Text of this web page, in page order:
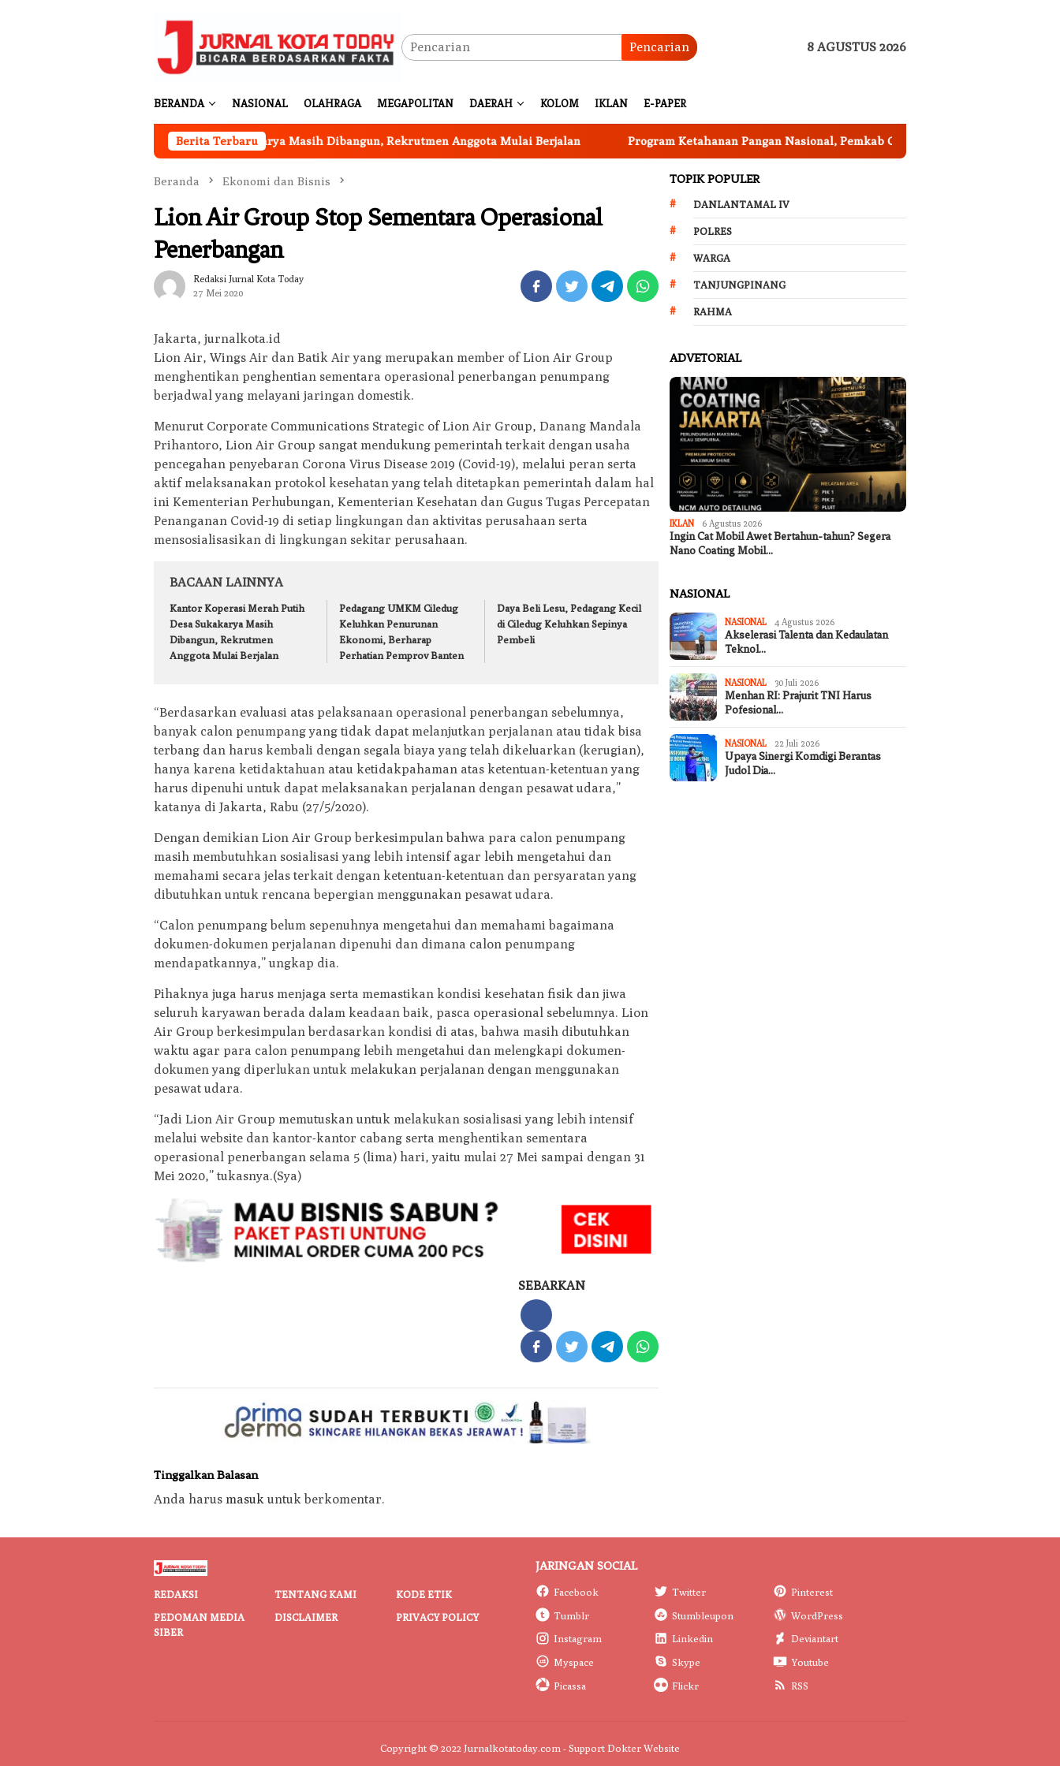
Pencarian 8 AGUSTUS 2026
BERANDA NASIONAL OLAHRAGA MEGAPOLITAN DAERAH KOLOM IKLAN E-PAPER
Berita Terbaru
Koperasi Merah Putih Desa Sukakarya Masih Dibangun, Rekrutmen Anggota Mulai Berjalan Program Ketahanan Pangan Nasional, Pemkab Garut Harus Peka Mengatasi Ancaman
Beranda Ekonomi dan Bisnis
Lion Air Group Stop Sementara Operasional
Penerbangan
Redaksi Jurnal Kota Today
27 Mei 2020
Jakarta, jurnalkota.id
Lion Air, Wings Air dan Batik Air yang merupakan member of Lion Air Group
menghentikan penghentian sementara operasional penerbangan penumpang
berjadwal yang melayani jaringan domestik.
Menurut Corporate Communications Strategic of Lion Air Group, Danang Mandala
Prihantoro, Lion Air Group sangat mendukung pemerintah terkait dengan usaha
pencegahan penyebaran Corona Virus Disease 2019 (Covid-19), melalui peran serta
aktif melaksanakan protokol kesehatan yang telah ditetapkan pemerintah dalam hal
ini Kementerian Perhubungan, Kementerian Kesehatan dan Gugus Tugas Percepatan
Penanganan Covid-19 di setiap lingkungan dan aktivitas perusahaan serta
mensosialisasikan di lingkungan sekitar perusahaan.
BACAAN LAINNYA
Kantor Koperasi Merah Putih
Desa Sukakarya Masih
Dibangun, Rekrutmen
Anggota Mulai Berjalan
Pedagang UMKM Ciledug
Keluhkan Penurunan
Ekonomi, Berharap
Perhatian Pemprov Banten
Daya Beli Lesu, Pedagang Kecil
di Ciledug Keluhkan Sepinya
Pembeli
“Berdasarkan evaluasi atas pelaksanaan operasional penerbangan sebelumnya,
banyak calon penumpang yang tidak dapat melanjutkan perjalanan atau tidak bisa
terbang dan harus kembali dengan segala biaya yang telah dikeluarkan (kerugian),
hanya karena ketidaktahuan atau ketidakpahaman atas ketentuan-ketentuan yang
harus dipenuhi untuk dapat melaksanakan perjalanan dengan pesawat udara,”
katanya di Jakarta, Rabu (27/5/2020).
Dengan demikian Lion Air Group berkesimpulan bahwa para calon penumpang
masih membutuhkan sosialisasi yang lebih intensif agar lebih mengetahui dan
memahami secara jelas terkait dengan ketentuan-ketentuan dan persyaratan yang
dibutuhkan untuk rencana bepergian menggunakan pesawat udara.
“Calon penumpang belum sepenuhnya mengetahui dan memahami bagaimana
dokumen-dokumen perjalanan dipenuhi dan dimana calon penumpang
mendapatkannya,” ungkap dia.
Pihaknya juga harus menjaga serta memastikan kondisi kesehatan fisik dan jiwa
seluruh karyawan berada dalam keadaan baik, pasca operasional sebelumnya. Lion
Air Group berkesimpulan berdasarkan kondisi di atas, bahwa masih dibutuhkan
waktu agar para calon penumpang lebih mengetahui dan melengkapi dokumen-
dokumen yang diperlukan untuk melakukan perjalanan dengan menggunakan
pesawat udara.
“Jadi Lion Air Group memutuskan untuk melakukan sosialisasi yang lebih intensif
melalui website dan kantor-kantor cabang serta menghentikan sementara
operasional penerbangan selama 5 (lima) hari, yaitu mulai 27 Mei sampai dengan 31
Mei 2020,” tukasnya.(Sya)
SEBARKAN
Tinggalkan Balasan
Anda harus masuk untuk berkomentar.
TOPIK POPULER
DANLANTAMAL IV
POLRES
WARGA
TANJUNGPINANG
RAHMA
ADVETORIAL
IKLAN 6 Agustus 2026
Ingin Cat Mobil Awet Bertahun-tahun? Segera
Nano Coating Mobil…
NASIONAL
NASIONAL 4 Agustus 2026
Akselerasi Talenta dan Kedaulatan
Teknol…
NASIONAL 30 Juli 2026
Menhan RI: Prajurit TNI Harus
Pofesional…
NASIONAL 22 Juli 2026
Upaya Sinergi Komdigi Berantas
Judol Dia…
REDAKSI TENTANG KAMI
KODE ETIK
PEDOMAN MEDIA
SIBER
DISCLAIMER PRIVACY POLICY
JARINGAN SOCIAL
Facebook Twitter
Pinterest
Tumblr
Stumbleupon
WordPress
Instagram
Linkedin
Deviantart
Myspace
Skype
Youtube
Picassa
Flickr RSS
Copyright © 2022 Jurnalkotatoday.com - Support Dokter Website